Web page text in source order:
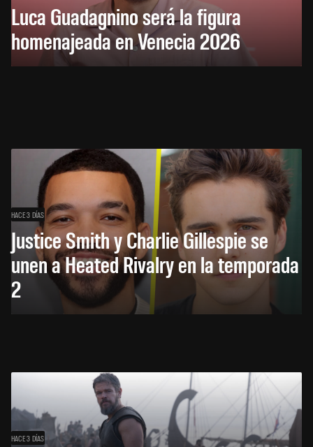
Luca Guadagnino será la figura
homenajeada en Venecia 2026
HACE 3 DÍAS
Justice Smith y Charlie Gillespie se
unen a Heated Rivalry en la temporada
2
HACE 3 DÍAS